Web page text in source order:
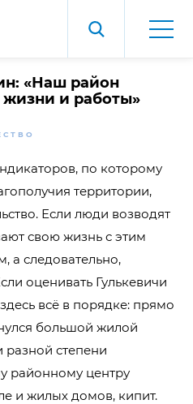
«Наш район
и работы»
по которому
территории,
Если люди возводят
свою жизнь с этим
а следовательно,
оценивать Гулькевичи
всё в порядке: прямо
большой жилой
степени
районному центру
и жилых домов, кипит.